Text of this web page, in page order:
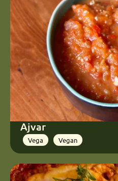
Ajvar
Vega Vegan